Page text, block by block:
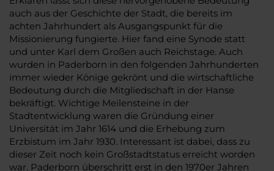
auch aus der Geschichte der Stadt, die bereits im
achten Jahrhundert als Ausgangspunkt für die
Missionierung fungierte. Hier fand eine Synode statt
und unter Karl dem Großen auch Reichstage. Auch
wurden in Paderborn in den folgenden Jahrhunderten
immer wieder Könige gekrönt und die wirtschaftliche
Bedeutung durch die Mitgliedschaft in der Hanse
bekräftigt. Wichtige Meilensteine in der
Stadtentwicklung waren die Gründung einer
Universität im Jahr 1614 und die Erhebung zum
Erzbistum im Jahr 1930. Interessant ist dabei, dass zu
dieser Zeit noch kein Großstadtstatus erreicht worden
war. Paderborn überschritt erst in den 1970er Jahren